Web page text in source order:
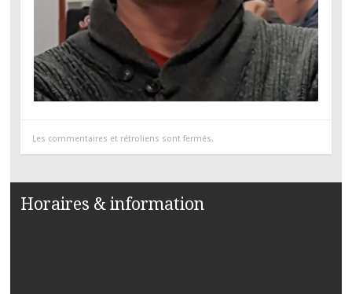
Les commentaires et rétroliens sont fermés.
Horaires & information